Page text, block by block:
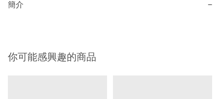
簡介 −
你可能感興趣的商品